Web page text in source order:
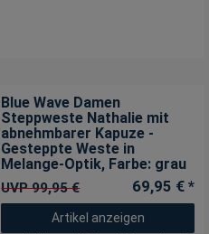
Blue Wave Damen
Steppweste Nathalie mit
abnehmbarer Kapuze -
Gesteppte Weste in
Melange-Optik, Farbe: grau
UVP 99,95 € 69,95 € *
Artikel anzeigen